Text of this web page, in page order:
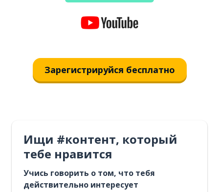
Зарегистрируйся бесплатно
Ищи #контент, который
тебе нравится
Учись говорить о том, что тебя
действительно интересует